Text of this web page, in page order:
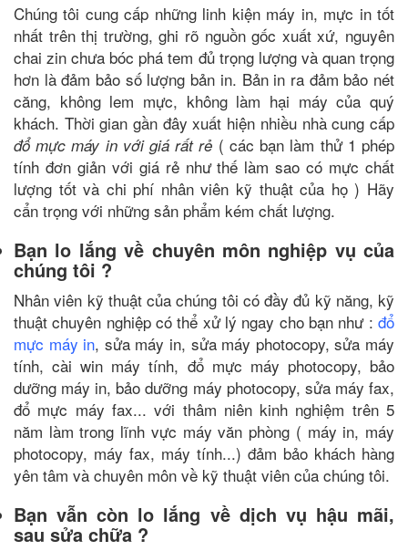
Chúng tôi cung cấp những linh kiện máy in, mực in tốt
nhất trên thị trường, ghi rõ nguồn gốc xuất xứ, nguyên
chai zin chưa bóc phá tem đủ trọng lượng và quan trọng
hơn là đảm bảo số lượng bản in. Bản in ra đảm bảo nét
căng, không lem mực, không làm hại máy của quý
khách. Thời gian gần đây xuất hiện nhiều nhà cung cấp
đổ mực máy in với giá rất rẻ ( các bạn làm thử 1 phép
tính đơn giản với giá rẻ như thế làm sao có mực chất
lượng tốt và chi phí nhân viên kỹ thuật của họ ) Hãy
cẩn trọng với những sản phẩm kém chất lượng.
Bạn lo lắng về chuyên môn nghiệp vụ của
chúng tôi ?
Nhân viên kỹ thuật của chúng tôi có đầy đủ kỹ năng, kỹ
thuật chuyên nghiệp có thể xử lý ngay cho bạn như : đổ
mực máy in, sửa máy in, sửa máy photocopy, sửa máy
tính, cài win máy tính, đổ mực máy photocopy, bảo
dưỡng máy in, bảo dưỡng máy photocopy, sửa máy fax,
đổ mực máy fax... với thâm niên kinh nghiệm trên 5
năm làm trong lĩnh vực máy văn phòng ( máy in, máy
photocopy, máy fax, máy tính...) đảm bảo khách hàng
yên tâm và chuyên môn về kỹ thuật viên của chúng tôi.
Bạn vẫn còn lo lắng về dịch vụ hậu mãi,
sau sửa chữa ?